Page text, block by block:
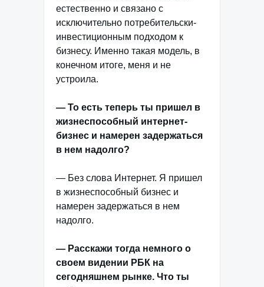
естественно и связано с
исключительно потребительски-
инвестиционным подходом к
бизнесу. Именно такая модель, в
конечном итоге, меня и не
уcтроила.
— То есть теперь ты пришел в
жизнеспособный интернет-
бизнес и намерен задержаться
в нем надолго?
— Без слова Интернет. Я пришел
в жизнеспособный бизнес и
намерен задержаться в нем
надолго.
— Расскажи тогда немного о
своем видении РБК на
сегодняшнем рынке. Что ты